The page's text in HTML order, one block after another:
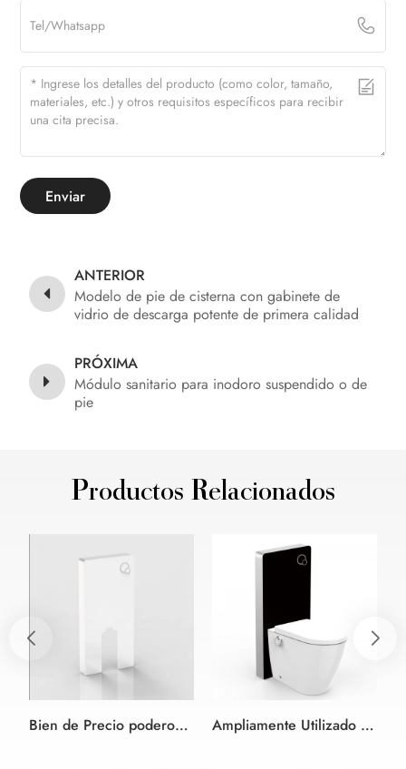
Enviar
ANTERIOR
Modelo de pie de cisterna con gabinete de
vidrio de descarga potente de primera calidad
PRÓXIMA
Módulo sanitario para inodoro suspendido o de
pie
Productos Relacionados
Bien de Precio poderoso lavado cuarto de Baño de color blanco inodoro cisterna Ampliamente Utilizado rubor de color Negro de vidrio inodoro cisterna